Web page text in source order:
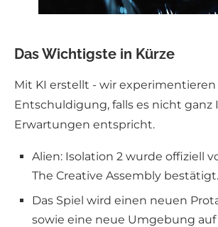
Das Wichtigste in Kürze
Mit KI erstellt - wir
Entschuldigung, falls es nicht ganz
Erwartungen entspricht.
Alien: Isolation 2 wurde offiziell
The Creative Assembly bestätigt.
Das Spiel wird einen neuen
sowie eine neue Umgebung